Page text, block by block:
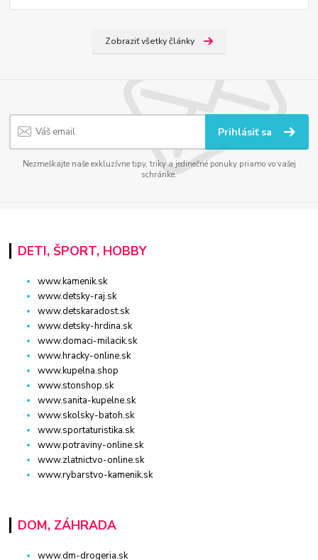
Zobraziť všetky články
Prihlásiť sa
Nezmeškajte naše exkluzívne tipy, triky a jedinečné ponuky priamo vo vašej
schránke.
DETI, ŠPORT, HOBBY
www.kamenik.sk
www.detsky-raj.sk
www.detskaradost.sk
www.detsky-hrdina.sk
www.domaci-milacik.sk
www.hracky-online.sk
www.kupelna.shop
www.stonshop.sk
www.sanita-kupelne.sk
www.skolsky-batoh.sk
www.sportaturistika.sk
www.potraviny-online.sk
www.zlatnictvo-online.sk
www.rybarstvo-kamenik.sk
DOM, ZÁHRADA
www.dm-drogeria.sk